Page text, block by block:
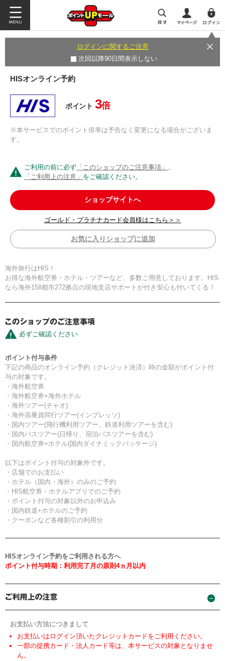
ログインに関するご注意
次回以降90日間表示しない
HISオンライン予約
ポイント 3倍
※本サービスでのポイント倍率は予告なく変更になる場合がございま
す。
ご利用の前に必ず 「このショップのご注意事項」 、
「ご利用上の注意」 をご確認ください。
ショップサイトへ
ゴールド・プラチナカード会員様はこちら＞＞
お気に入りショップに追加
海外旅行はHIS！
お得な海外航空券・ホテル・ツアーなど、多数ご用意しております。HIS
なら海外158都市272拠点の現地支店サポートが付き安心も付いてくる！
必ずご確認ください
ポイント付与条件
下記の商品のオンライン予約（クレジット決済）時の金額がポイント付
与の対象です。
・海外航空券
・海外航空券+海外ホテル
・海外ツアー(チャオ)
・海外添乗員同行ツアー(インプレッソ)
・国内ツアー(飛行機利用ツアー、鉄道利用ツアーを含む)
・国内バスツアー(日帰り、宿泊バスツアーを含む)
・国内航空券+ホテル(国内ダイナミックパッケージ)
以下はポイント付与の対象外です。
・店舗でのお支払い
・ホテル（国内・海外）のみのご予約
・HIS航空券・ホテルアプリでのご予約
・ポイント付与の対象以外のお申込み
・国内鉄道+ホテルのご予約
・クーポンなど各種割引の利用分
HISオンライン予約をご利用される方へ
ポイント付与時期：利用完了月の原則4ヵ月以内
お支払い方法につきまして
お支払いはログイン頂いたクレジットカードをご利用ください。
一部の提携カード・法人カード等は、本サービスの対象となりませ
ん。